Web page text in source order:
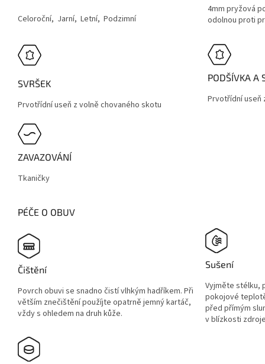
Celoroční, Jarní, Letní, Podzimní
4mm pryžová
odolnou proti
SVRŠEK
Prvotřídní useň z volně chovaného skotu
PODŠÍVKA A
Prvotřídní useň
ZAVAZOVÁNÍ
Tkaničky
PÉČE O OBUV
Čištění
Povrch obuvi se snadno čistí vlhkým hadříkem. Při
větším znečištění použíjte opatrně jemný kartáč,
vždy s ohledem na druh kůže.
Sušení
Vyjměte stélku,
pokojové
před přímým
v blízkosti